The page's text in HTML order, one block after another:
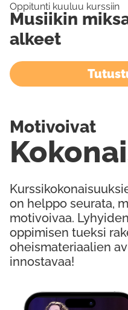
Oppitunti kuuluu kurssiin
Musiikin
alkeet
on helppo seurata,
motivoivaa.
oppimisen tueksi
oheismateriaalien
innostavaa!
Motivoivat